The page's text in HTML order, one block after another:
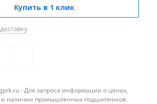
Купить в 1 клик
- Для запроса информации о ценах,
и наличии промышленных подшипников.